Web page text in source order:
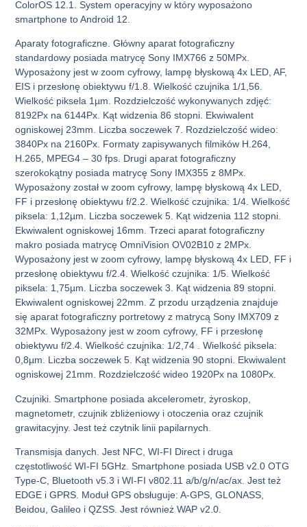
ColorOS 12.1. System operacyjny w który wyposażono
smartphone to Android 12.
Aparaty fotograficzne. Główny aparat fotograficzny
standardowy posiada matrycę Sony IMX766 z 50MPx.
Wyposażony jest w zoom cyfrowy, lampę błyskową 4x LED, AF,
EIS i przesłonę obiektywu f/1.8. Wielkość czujnika 1/1,56.
Wielkość piksela 1µm. Rozdzielczość wykonywanych zdjęć:
8192Px na 6144Px. Kąt widzenia 86 stopni. Ekwiwalent
ogniskowej 23mm. Liczba soczewek 7. Rozdzielczość wideo:
3840Px na 2160Px. Formaty zapisywanych filmików H.264,
H.265, MPEG4 – 30 fps. Drugi aparat fotograficzny
szerokokątny posiada matrycę Sony IMX355 z 8MPx.
Wyposażony został w zoom cyfrowy, lampę błyskową 4x LED,
FF i przesłonę obiektywu f/2.2. Wielkość czujnika: 1/4. Wielkość
piksela: 1,12µm. Liczba soczewek 5. Kąt widzenia 112 stopni.
Ekwiwalent ogniskowej 16mm. Trzeci aparat fotograficzny
makro posiada matrycę OmniVision OV02B10 z 2MPx.
Wyposażony jest w zoom cyfrowy, lampę błyskową 4x LED, FF i
przesłonę obiektywu f/2.4. Wielkość czujnika: 1/5. Wielkość
piksela: 1,75µm. Liczba soczewek 3. Kąt widzenia 89 stopni.
Ekwiwalent ogniskowej 22mm. Z przodu urządzenia znajduje
się aparat fotograficzny portretowy z matrycą Sony IMX709 z
32MPx. Wyposażony jest w zoom cyfrowy, FF i przesłonę
obiektywu f/2.4. Wielkość czujnika: 1/2,74 . Wielkość piksela:
0,8µm. Liczba soczewek 5. Kąt widzenia 90 stopni. Ekwiwalent
ogniskowej 21mm. Rozdzielczość wideo 1920Px na 1080Px.
Czujniki. Smartphone posiada akcelerometr, żyroskop,
magnetometr, czujnik zbliżeniowy i otoczenia oraz czujnik
grawitacyjny. Jest też czytnik linii papilarnych.
Transmisja danych. Jest NFC, WI-FI Direct i druga
częstotliwość WI-FI 5GHz. Smartphone posiada USB v2.0 OTG
Type-C, Bluetooth v5.3 i WI-FI v802.11 a/b/g/n/ac/ax. Jest też
EDGE i GPRS. Moduł GPS obsługuje: A-GPS, GLONASS,
Beidou, Galileo i QZSS. Jest również WAP v2.0.